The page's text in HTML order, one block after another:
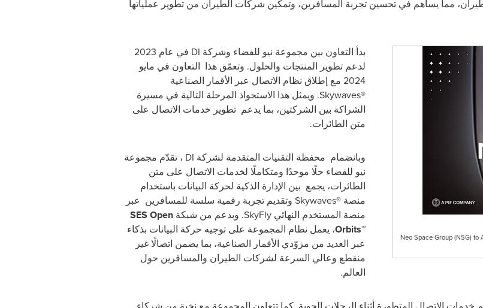
مما يساهم في تحسين تجربة المسافرين، وتمكين شركات الطيران من تطوير عملياتها
Neo Space Group (NSG)
بدأ التعاون بين مجموعة نيو للفضاء وشركة DI
في عام 2023
لدعم تطوير المنتجات والحلول. وتعمّق هذا التعاون في مايو
2024 مع إطلاق نظام الاتصال عبر الأقمار الصناعية
Skywaves®. ويمثل هذا الاستحواذ المرحلة التالية في مسيرة
الشراكة بين الشركتين، بما يدعم تطوير خدمات الاتصال على
متن الطائرات.
وبانضمام محفظة التقنيات المتقدمة لشركة DI ، تقدّم مجموعة
نيو للفضاء حلًا موحدًا ومتكاملًا لخدمات الاتصال على متن
الطائرات، يجمع بين الإدارة الذكية لحركة البيانات باستخدام
منصةSkywaves® وتقديم تجربة رقمية سلسة للمسافرين عبر
منصة المستخدم النهائيSkyFly. وبدعم من شبكةSES Open
Orbits™، يعمل نظام المجموعة على توجيه حركة البيانات بذكاء
عبر العديد من مزوّدي الأقمار الصناعية، بما يضمن اتصالًا غير
منقطع وعالي السرعة لشركات الطيران والمسافرين حول
العالم.